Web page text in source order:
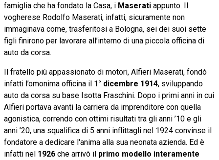
famiglia che ha fondato la Casa, i Maserati appunto. Il
vogherese Rodolfo Maserati, infatti, sicuramente non
immaginava come, trasferitosi a Bologna, sei dei suoi sette
figli finirono per lavorare all’interno di una piccola officina di
auto da corsa.
Il fratello più appassionato di motori, Alfieri Maserati, fondò
infatti l’omonima officina il 1° dicembre 1914, sviluppando
auto da corsa su base Isotta Fraschini. Dopo i primi anni in cui
Alfieri portava avanti la carriera da imprenditore con quella
agonistica, correndo con ottimi risultati tra gli anni ’10 e gli
anni ’20, una squalifica di 5 anni inflittagli nel 1924 convinse il
fondatore a dedicare l'anima alla sua neonata azienda. Ed è
infatti nel 1926 che arrivò il primo modello interamente